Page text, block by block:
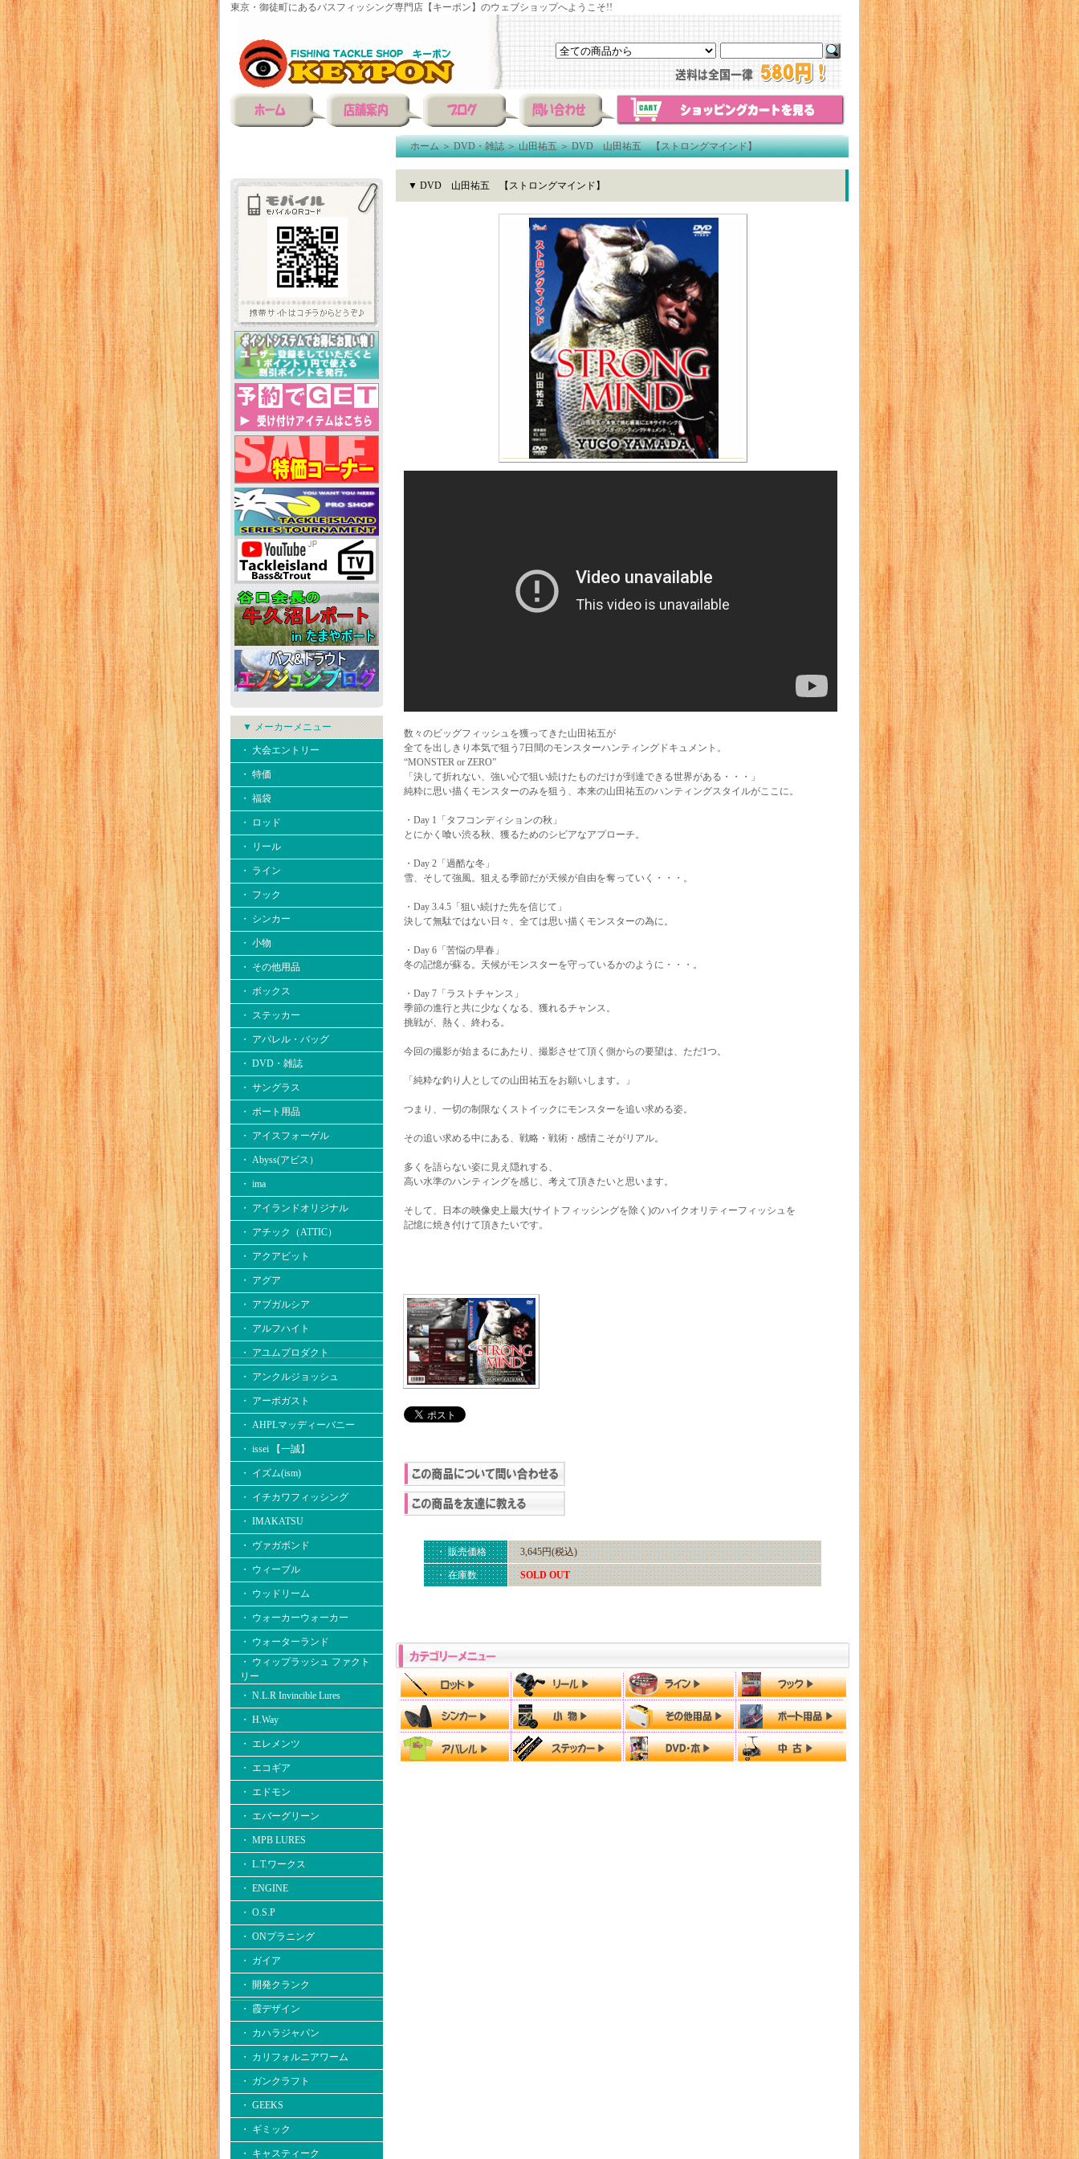
東京・御徒町にあるバスフィッシング専門店【キーポン】のウェブショップへようこそ!!
▼ メーカーメニュー
・ 大会エントリー
・ 特価
・ 福袋
・ ロッド
・ リール
・ ライン
・ フック
・ シンカー
・ 小物
・ その他用品
・ ボックス
・ ステッカー
・ アパレル・バッグ
・ DVD・雑誌
・ サングラス
・ ボート用品
・ アイスフォーゲル
・ Abyss(アビス）
・ ima
・ アイランドオリジナル
・ アチック（ATTIC）
・ アクアビット
・ アグア
・ アブガルシア
・ アルフハイト
・ アユムプロダクト
・ アンクルジョッシュ
・ アーボガスト
・ AHPLマッディーバニー
・ issei 【一誠】
・ イズム(ism)
・ イチカワフィッシング
・ IMAKATSU
・ ヴァガボンド
・ ウィーブル
・ ウッドリーム
・ ウォーカーウォーカー
・ ウォーターランド
・ ウィップラッシュ ファクト
リー
・ N.L.R Invincible Lures
・ H.Way
・ エレメンツ
・ エコギア
・ エドモン
・ エバーグリーン
・ MPB LURES
・ L.T.ワークス
・ ENGINE
・ O.S.P
・ ONプラニング
・ ガイア
・ 開発クランク
・ 霞デザイン
・ カハラジャパン
・ カリフォルニアワーム
・ ガンクラフト
・ GEEKS
・ ギミック
・ キャスティーク
ホーム＞DVD・雑誌＞山田祐五＞DVD 山田祐五 【ストロングマインド】
▼ DVD 山田祐五 【ストロングマインド】
数々のビッグフィッシュを獲ってきた山田祐五が
全てを出しきり本気で狙う7日間のモンスターハンティングドキュメント。
“MONSTER or ZERO”
「決して折れない、強い心で狙い続けたものだけが到達できる世界がある・・・」
純粋に思い描くモンスターのみを狙う、本来の山田祐五のハンティングスタイルがここに。
・Day 1「タフコンディションの秋」
とにかく喰い渋る秋、獲るためのシビアなアプローチ。
・Day 2「過酷な冬」
雪、そして強風。狙える季節だが天候が自由を奪っていく・・・。
・Day 3.4.5「狙い続けた先を信じて」
決して無駄ではない日々、全ては思い描くモンスターの為に。
・Day 6「苦悩の早春」
冬の記憶が蘇る。天候がモンスターを守っているかのように・・・。
・Day 7「ラストチャンス」
季節の進行と共に少なくなる、獲れるチャンス。
挑戦が、熱く、終わる。
今回の撮影が始まるにあたり、撮影させて頂く側からの要望は、ただ1つ。
「純粋な釣り人としての山田祐五をお願いします。」
つまり、一切の制限なくストイックにモンスターを追い求める姿。
その追い求める中にある、戦略・戦術・感情こそがリアル。
多くを語らない姿に見え隠れする、
高い水準のハンティングを感じ、考えて頂きたいと思います。
そして、日本の映像史上最大(サイトフィッシングを除く)のハイクオリティーフィッシュを
記憶に焼き付けて頂きたいです。
・ 販売価格 3,645円(税込)
・ 在庫数 SOLD OUT